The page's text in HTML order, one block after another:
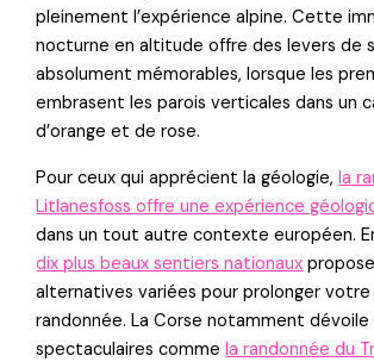
pleinement l’expérience alpine. Cette
nocturne en altitude offre des levers de
absolument mémorables, lorsque les
embrasent les parois verticales dans un
d’orange et de rose.
Pour ceux qui apprécient la géologie,la
Litlanesfoss offre une expérience
dans un tout autre contexte européen.
dix plus beaux sentiers nationaux
alternatives variées pour prolonger votre
randonnée. La Corse notamment
spectaculaires commela randonnée du